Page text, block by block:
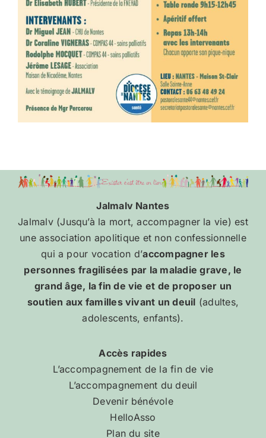
Jalmalv Nantes
Jalmalv (Jusqu’à la mort, accompagner la vie) est
une association apolitique et non confessionnelle
qui a pour vocation d’accompagner les
personnes fragilisées par la maladie grave, le
grand âge, la fin de vie et de proposer un
soutien aux familles vivant un deuil (adultes,
adolescents, enfants).
Accès rapides
L’accompagnement de la fin de vie
L’accompagnement du deuil
Devenir bénévole
HelloAsso
Plan du site